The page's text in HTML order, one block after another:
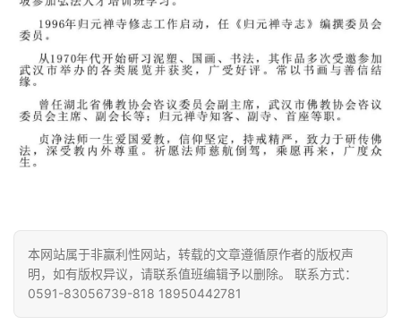
八
僧
高
僧
心
乐
本网站属于非赢利性网站，转载的文章遵循原作者的版权声
明，如有版权异议，请联系值班编辑予以删除。 联系方式：
0591-83056739-818 18950442781